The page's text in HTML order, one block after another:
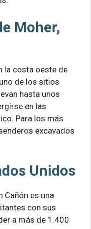
Moher,
la costa oeste de
de los sitios
hasta unos
en las
Para los más
excavados
Unidos
Cañón es una
con sus
a más de 1.400